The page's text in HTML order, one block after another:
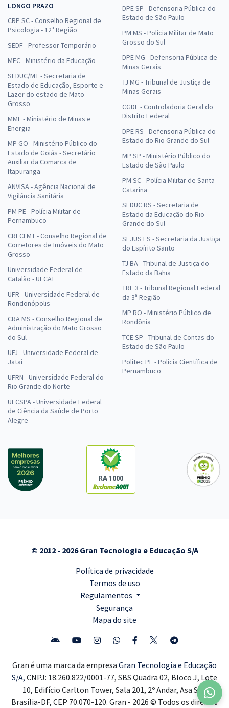
LONGO PRAZO
CRP SC - Conselho Regional de
Psicologia - 12ª Região
SEDF - Professor Temporário
MEC - Ministério da Educação
SEDUC/MT - Secretaria de
Estado de Educação, Esporte e
Lazer do estado de Mato
Grosso
MME - Ministério de Minas e
Energia
MP GO - Ministério Público do
Estado de Goiás - Secretário
Auxiliar da Comarca de
Itapuranga
ANVISA - Agência Nacional de
Vigilância Sanitária
PM PE - Polícia Militar de
Pernambuco
CRECI MT - Conselho Regional de
Corretores de Imóveis do Mato
Grosso
Universidade Federal de
Catalão - UFCAT
UFR - Universidade Federal de
Rondonópolis
CRA MS - Conselho Regional de
Administração do Mato Grosso
do Sul
UFJ - Universidade Federal de
Jataí
UFRN - Universidade Federal do
Rio Grande do Norte
UFCSPA - Universidade Federal
de Ciência da Saúde de Porto
Alegre
DPE SP - Defensoria Pública do
Estado de São Paulo
PM MS - Polícia Militar de Mato
Grosso do Sul
DPE MG - Defensoria Pública de
Minas Gerais
TJ MG - Tribunal de Justiça de
Minas Gerais
CGDF - Controladoria Geral do
Distrito Federal
DPE RS - Defensoria Pública do
Estado do Rio Grande do Sul
MP SP - Ministério Público do
Estado de São Paulo
PM SC - Polícia Militar de Santa
Catarina
SEDUC RS - Secretaria de
Estado da Educação do Rio
Grande do Sul
SEJUS ES - Secretaria da Justiça
do Espírito Santo
TJ BA - Tribunal de Justiça do
Estado da Bahia
TRF 3 - Tribunal Regional Federal
da 3ª Região
MP RO - Ministério Público de
Rondônia
TCE SP - Tribunal de Contas do
Estado de São Paulo
Politec PE - Polícia Científica de
Pernambuco
RA 1000
© 2012 - 2026 Gran Tecnologia e Educação S/A
Política de privacidade
Termos de uso
Regulamentos
Segurança
Mapa do site
Gran é uma marca da empresa Gran Tecnologia e Educação
S/A, CNPJ: 18.260.822/0001-77, SBS Quadra 02, Bloco J, Lote
10, Edifício Carlton Tower, Sala 201, 2º Andar, Asa Sul,
Brasília-DF, CEP 70.070-120. Gran - 2026 © Todos os direitos